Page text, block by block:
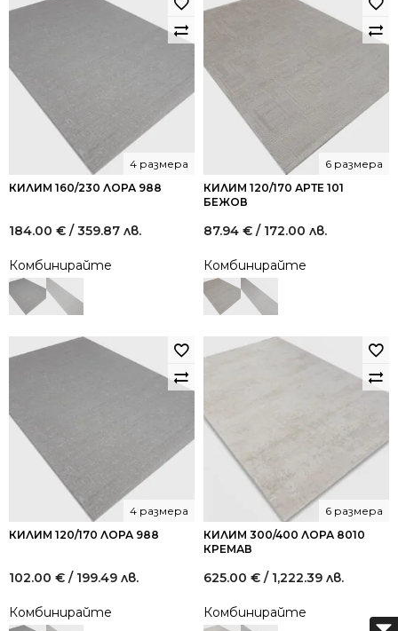
КИЛИМ 160/230 ЛОРА 988
4 размера
184.00 € / 359.87 лв.
Комбинирайте
КИЛИМ 120/170 АРТЕ 101
БЕЖОВ
6 размера
87.94 € / 172.00 лв.
Комбинирайте
КИЛИМ 120/170 ЛОРА 988
4 размера
102.00 € / 199.49 лв.
Комбинирайте
КИЛИМ 300/400 ЛОРА 8010
КРЕМАВ
6 размера
625.00 € / 1,222.39 лв.
Комбинирайте